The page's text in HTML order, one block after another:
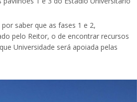
saber que as fases 1 e 2,
pelo Reitor, o de encontrar recursos
Universidade será apoiada pelas